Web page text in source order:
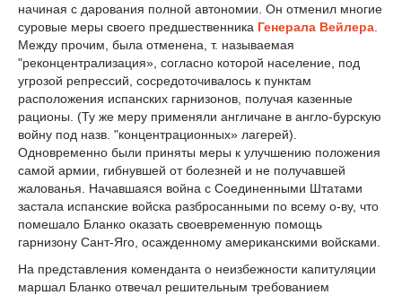
начиная с дарования полной автономии. Он отменил многие
суровые меры своего предшественника Генерала Вейлера
Между прочим, была отменена, т. называемая
"реконцентрализация», согласно которой население, под
угрозой репрессий, сосредоточивалось к пунктам
расположения испанских гарнизонов, получая казенные
рационы. (Ту же меру применяли англичане в англо-бурскую
войну под назв. "концентрационных» лагерей).
Одновременно были приняты меры к улучшению положения
самой армии, гибнувшей от болезней и не получавшей
жалованья. Начавшаяся война с Соединенными Штатами
застала испанские войска разбросанными по всему о-ву, что
помешало Бланко оказать своевременную помощь
гарнизону Сант-Яго, осажденному американскими войсками.
На представления коменданта о неизбежности капитуляции
маршал Бланко отвечал решительным требованием